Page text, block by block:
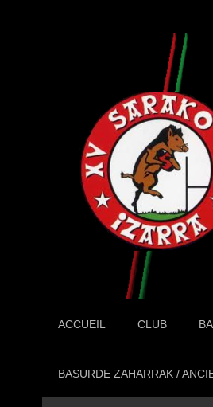
ACCUEIL CLUB
BASURDE ZAHARRAK /